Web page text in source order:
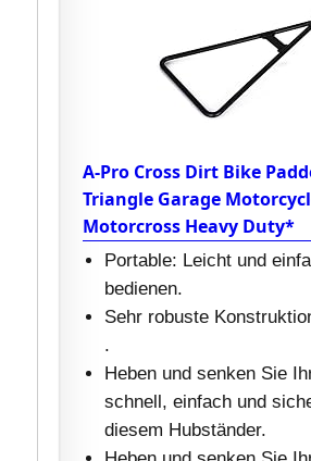
A-Pro Cross Dirt Bike
Triangle Garage
Motorcross Heavy Duty*
Portable: Leicht und
bedienen.
Sehr robuste
.
Heben und senken Sie
schnell, einfach und
diesem Hubständer.